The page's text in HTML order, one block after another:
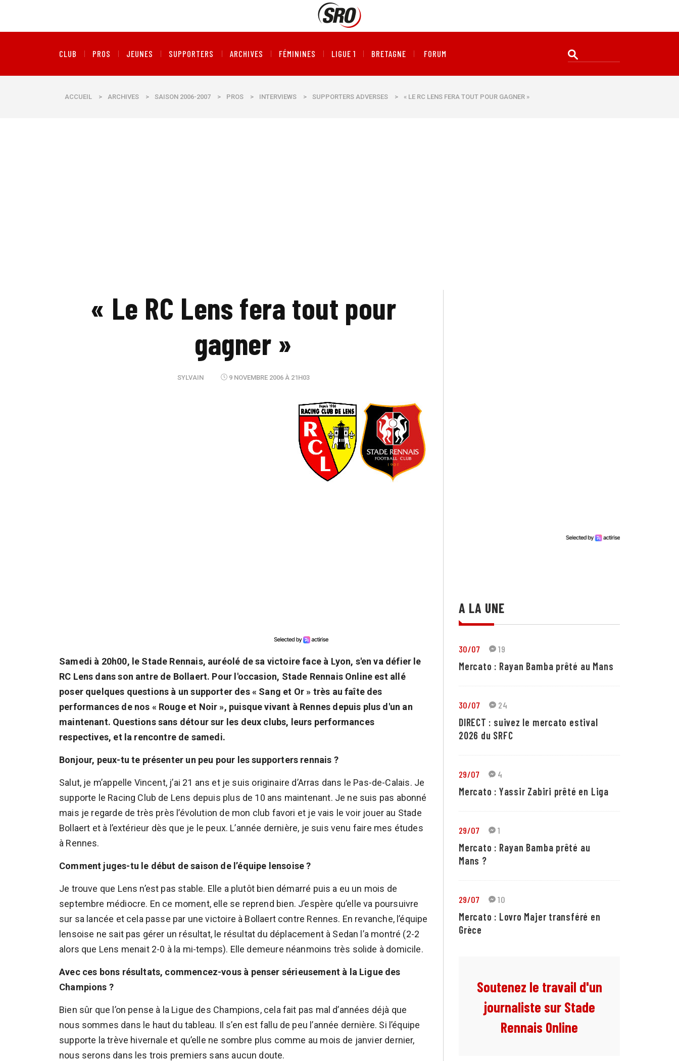
CLUB PROS JEUNES SUPPORTERS ARCHIVES FÉMININES LIGUE 1 BRETAGNE FORUM
ACCUEIL > ARCHIVES > SAISON 2006-2007 > PROS > INTERVIEWS > SUPPORTERS ADVERSES > « LE RC LENS FERA TOUT POUR GAGNER »
« Le RC Lens fera tout pour
gagner »
SYLVAIN 9 NOVEMBRE 2006 À 21H03
Samedi à 20h00, le Stade Rennais, auréolé de sa victoire face à Lyon, s'en va défier le
RC Lens dans son antre de Bollaert. Pour l'occasion, Stade Rennais Online est allé
poser quelques questions à un supporter des « Sang et Or » très au faîte des
performances de nos « Rouge et Noir », puisque vivant à Rennes depuis plus d'un an
maintenant. Questions sans détour sur les deux clubs, leurs performances
respectives, et la rencontre de samedi.
Bonjour, peux-tu te présenter un peu pour les supporters rennais ?
Salut, je m’appelle Vincent, j’ai 21 ans et je suis originaire d’Arras dans le Pas-de-Calais. Je
supporte le Racing Club de Lens depuis plus de 10 ans maintenant. Je ne suis pas abonné
mais je regarde de très près l’évolution de mon club favori et je vais le voir jouer au Stade
Bollaert et à l’extérieur dès que je le peux. L’année dernière, je suis venu faire mes études
à Rennes.
Comment juges-tu le début de saison de l’équipe lensoise ?
Je trouve que Lens n’est pas stable. Elle a plutôt bien démarré puis a eu un mois de
septembre médiocre. En ce moment, elle se reprend bien. J’espère qu’elle va poursuivre
sur sa lancée et cela passe par une victoire à Bollaert contre Rennes. En revanche, l’équipe
lensoise ne sait pas gérer un résultat, le résultat du déplacement à Sedan l’a montré (2-2
alors que Lens menait 2-0 à la mi-temps). Elle demeure néanmoins très solide à domicile.
Avec ces bons résultats, commencez-vous à penser sérieusement à la Ligue des
Champions ?
Bien sûr que l’on pense à la Ligue des Champions, cela fait pas mal d’années déjà que
nous sommes dans le haut du tableau. Il s’en est fallu de peu l’année dernière. Si l’équipe
supporte la trève hivernale et qu’elle ne sombre plus comme au mois de janvier dernier,
nous serons dans les trois premiers sans aucun doute.
A LA UNE
30/07 19
Mercato : Rayan Bamba prêté au Mans
30/07 24
DIRECT : suivez le mercato estival
2026 du SRFC
29/07 4
Mercato : Yassir Zabiri prêté en Liga
29/07 1
Mercato : Rayan Bamba prêté au
Mans ?
29/07 10
Mercato : Lovro Majer transféré en
Grèce
Soutenez le travail d'un
journaliste sur Stade
Rennais Online